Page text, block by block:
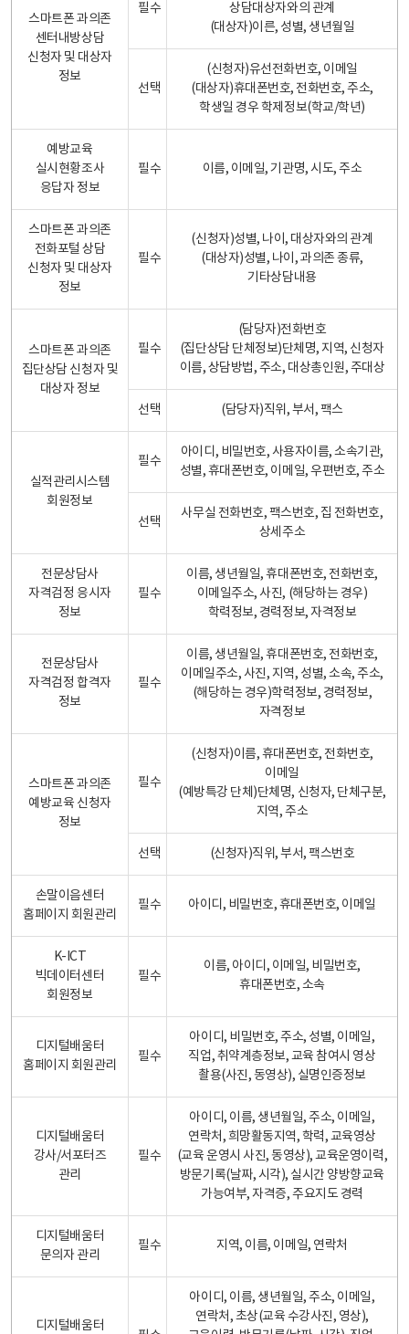
스마트폰 과의존
센터내방상담
신청자 및 대상자
정보
필수
상담대상자와의 관계
(대상자)이른, 성별, 생년월일
선택
(신청자)유선전화번호, 이메일
(대상자)휴대폰번호, 전화번호, 주소,
학생일 경우 학제정보(학교/학년)
예방교육
실시현황조사
응답자 정보
필수 이름, 이메일, 기관명, 시도, 주소
스마트폰 과의존
전화포털 상담
신청자 및 대상자
정보
필수
(신청자)성별, 나이, 대상자와의 관계
(대상자)성별, 나이, 과의존 종류,
기타상담내용
스마트폰 과의존
집단상담 신청자 및
대상자 정보
필수
(담당자)전화번호
(집단상담 단체정보)단체명, 지역, 신청자
이름, 상담방법, 주소, 대상총인원, 주대상
선택 (담당자)직위, 부서, 팩스
실적관리시스템
회원정보
필수
아이디, 비밀번호, 사용자이름, 소속기관,
성별, 휴대폰번호, 이메일, 우편번호, 주소
선택
사무실 전화번호, 팩스번호, 집 전화번호,
상세주소
전문상담사
자격검정 응시자
정보
필수
이름, 생년월일, 휴대폰번호, 전화번호,
이메일주소, 사진, (해당하는 경우)
학력정보, 경력정보, 자격정보
전문상담사
자격검정 합격자
정보
필수
이름, 생년월일, 휴대폰번호, 전화번호,
이메일주소, 사진, 지역, 성별, 소속, 주소,
(해당하는 경우)학력정보, 경력정보,
자격정보
스마트폰 과의존
예방교육 신청자
정보
필수
(신청자)이름, 휴대폰번호, 전화번호,
이메일
(예방특강 단체)단체명, 신청자, 단체구분,
지역, 주소
선택 (신청자)직위, 부서, 팩스번호
손말이음센터
홈페이지 회원관리
필수 아이디, 비밀번호, 휴대폰번호, 이메일
K-ICT
빅데이터센터
회원정보
필수
이름, 아이디, 이메일, 비밀번호,
휴대폰번호, 소속
디지털배움터
홈페이지 회원관리
필수
아이디, 비밀번호, 주소, 성별, 이메일,
직업, 취약계층정보, 교육 참여시 영상
촬용(사진, 동영상), 실명인증정보
디지털배움터
강사/서포터즈
관리
필수
아이디, 이름, 생년월일, 주소, 이메일,
연락처, 희망활동지역, 학력, 교육영상
(교육 운영시 사진, 동영상), 교육운영이력,
방문기록(날짜, 시각), 실시간 양방향교육
가능여부, 자격증, 주요지도 경력
디지털배움터
문의자 관리
필수 지역, 이름, 이메일, 연락처
디지털배움터
아이디, 이름, 생년월일, 주소, 이메일,
연락처, 초상(교육 수강사진, 영상),